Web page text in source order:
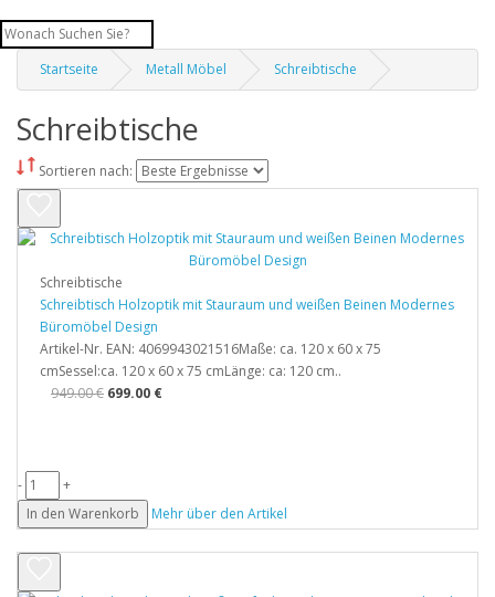
Startseite Metall Möbel Schreibtische
Schreibtische
Sortieren nach:
Schreibtische
Schreibtisch Holzoptik mit Stauraum und weißen Beinen Modernes
Büromöbel Design
Artikel-Nr. EAN: 4069943021516Maße: ca. 120 x 60 x 75
cmSessel:ca. 120 x 60 x 75 cmLänge: ca: 120 cm..
949.00 € 699.00 €
-
+
In den Warenkorb
Mehr über den Artikel